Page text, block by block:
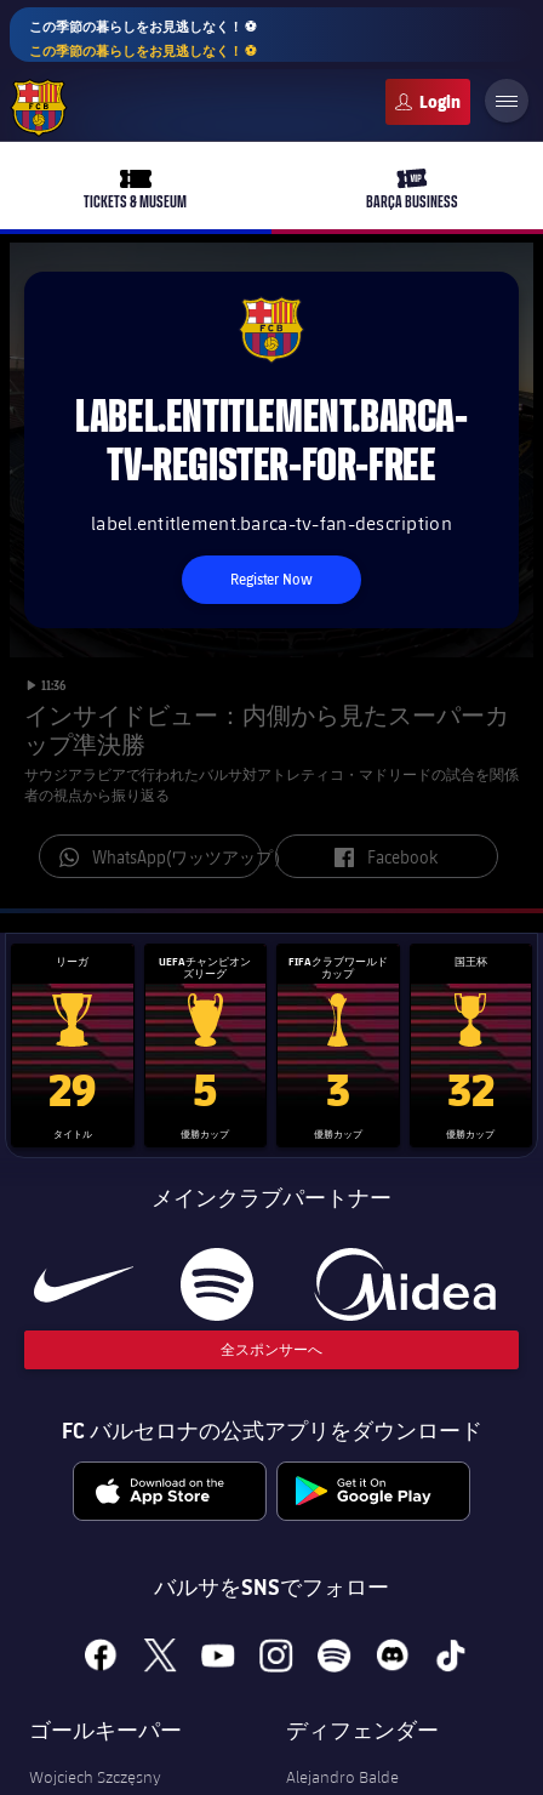
この季節の暮らしをお見逃しなく！ ⚽️
この季節の暮らしをお見逃しなく！ ⚽️
ticket-full
TICKETS & MUSEUM
ticket-vip
BARÇA BUSINESS
plusicon
label.aria.plus
バルサアカデミー
plusicon
label.aria.plus
10年毎
監督
Facilities
plusicon
label.aria.plus
結果
plusicon
label.aria.plus
スケジュール
チケット
順位表
LABEL.ARIA.PLUS
スケジュール
チケット
順位表
PLUSICON
LABEL.ARIA.PLUS
トップチーム
plusicon
label.aria.plus
スケジュール
順位表
PLUSICON
LABEL.ARIA.PLUS
plusicon
label.aria.plus
スケジュール
チケット
結果
順位表
PLUSICON
LABEL.ARIA.PLUS
トップチーム
plusicon
label.aria.plus
スケジュール
チケット
順位表
FCB Barcelona badge
LABEL.ENTITLEMENT.BARCA-
TV-REGISTER-FOR-FREE
label.entitlement.barca-tv-fan-description
Register Now
label.duration
Play video
11:36
インサイドビュー：内側から見たスーパーカ
ップ準決勝
サウジアラビアで行われたバルサ対アトレティコ・マドリードの試合を関係
者の視点から振り返る
label.aria.whatsapp
WhatsApp(ワッツアップ） label.aria.facebook
Facebook
リーガ
La Liga trophy
29
タイトル
UEFAチャンピオン
ズリーグ
Champions League trophy
5
優勝カップ
FIFAクラブワールド
カップ
label.aria.clubworldcup
3
優勝カップ
国王杯
国王杯
32
優勝カップ
メインクラブパートナー
全スポンサーへ
FC バルセロナの公式アプリをダウンロード
バルサをSNSでフォロー
facebook
x youtubeinstagramspotify discord tiktok
ゴールキーパー
Wojciech Szczęsny
ディフェンダー
Alejandro Balde